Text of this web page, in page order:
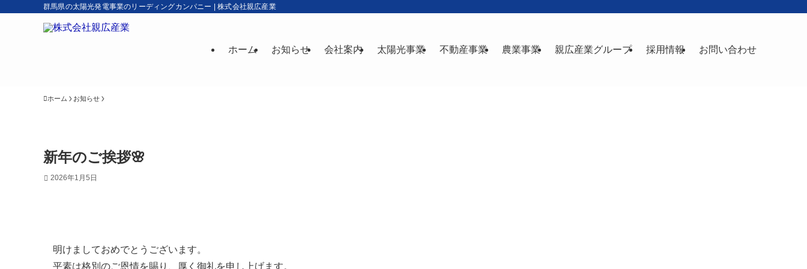
群馬県の太陽光発電事業のリーディングカンパニー | 株式会社親広産業
ホーム お知らせ 会社案内 太陽光事業 不動産事業 農業事業 親広産業グループ 採用情報 お問い合わせ
ホーム お知らせ
新年のご挨拶🌸
2026年1月5日
明けましておめでとうございます。
平素は格別のご恩情を賜り、厚く御礼を申し上げます。